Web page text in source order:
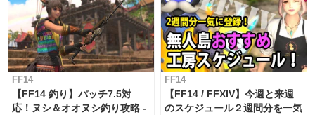
FF14
【FF14 釣り】パッチ7.5対
応！ヌシ＆オオヌシ釣り攻略 -
FF14
【FF14 / FFXIV】今週と来週
のスケジュール２週間分を一気